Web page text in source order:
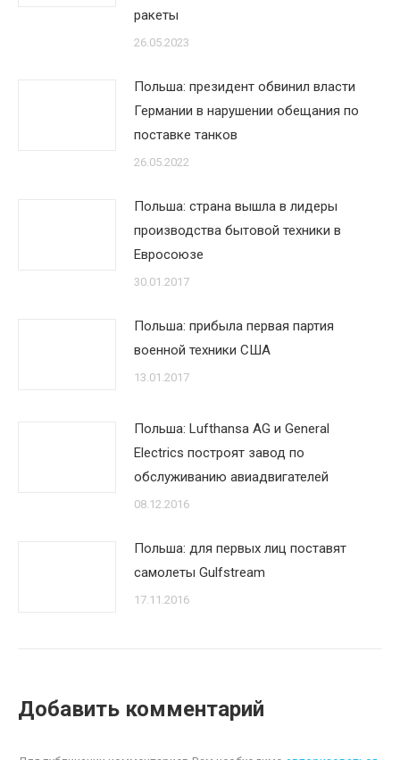
ракеты
26.05.2023
Польша: президент обвинил власти
Германии в нарушении обещания по
поставке танков
26.05.2022
Польша: страна вышла в лидеры
производства бытовой техники в
Евросоюзе
30.01.2017
Польша: прибыла первая партия
военной техники США
13.01.2017
Польша: Lufthansa AG и General
Electrics построят завод по
обслуживанию авиадвигателей
08.12.2016
Польша: для первых лиц поставят
самолеты Gulfstream
17.11.2016
Добавить комментарий